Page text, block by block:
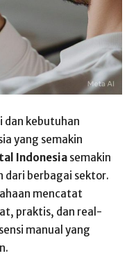
dan kebutuhan
yang semakin
Indonesia semakin
dari berbagai sektor.
mencatat
praktis, dan real-
manual yang